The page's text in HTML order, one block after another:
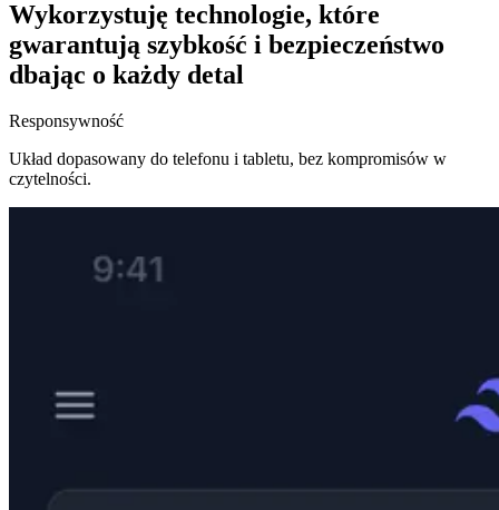
Wykorzystuję technologie, które
gwarantują szybkość i bezpieczeństwo
dbając o każdy detal
Responsywność
Układ dopasowany do telefonu i tabletu, bez kompromisów w
czytelności.